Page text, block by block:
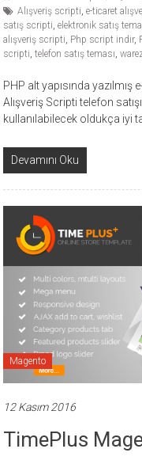
Alışveriş scripti,e-ticaret
satış scripti,elektronik satış
alışveriş scripti, Php script indir,
scripti,telefon satış teması,
PHP alt yapısında
Alışveriş Scripti telefon
kullanılabilecek oldukça iyi
Devamını Oku
Magento
12 Kasım 2016
TimePlus